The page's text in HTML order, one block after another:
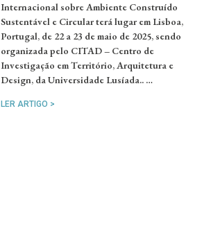
Internacional sobre Ambiente Construído
Sustentável e Circular terá lugar em Lisboa,
Portugal, de 22 a 23 de maio de 2025, sendo
organizada pelo CITAD – Centro de
Investigação em Território, Arquitetura e
Design, da Universidade Lusíada.. …
LER ARTIGO >